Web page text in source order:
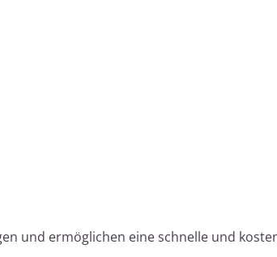
und ermöglichen eine schnelle und